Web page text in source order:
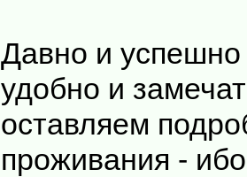
Давно и успешно
удобно и
оставляем
проживания -